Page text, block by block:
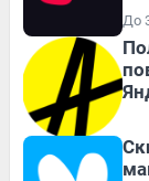
До